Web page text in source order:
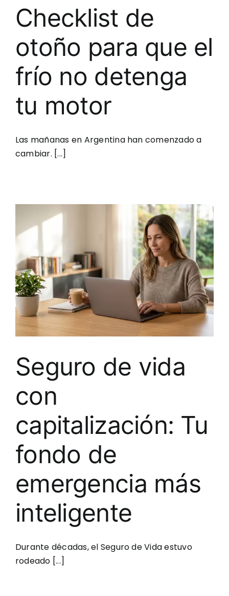
Checklist de
otoño para que el
frío no detenga
tu motor
Las mañanas en Argentina han comenzado a
cambiar. [...]
Seguro de vida
con
capitalización: Tu
fondo de
emergencia más
inteligente
Durante décadas, el Seguro de Vida estuvo
rodeado [...]